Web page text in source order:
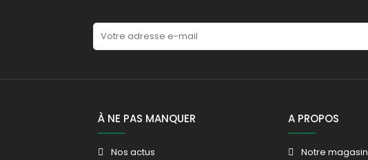
À NE PAS MANQUER
Nos actus
A PROPOS
Notre magasin